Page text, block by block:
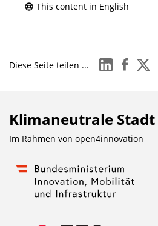
This content in English
Diese Seite teilen ... linkedinfacebook
x
Klimaneutrale Stadt
Im Rahmen von open4innovation